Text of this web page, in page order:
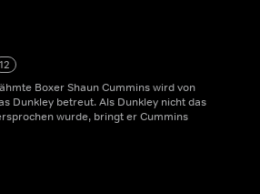
12
Boxer Shaun Cummins wird von
Dunkley betreut. Als Dunkley nicht das
wurde, bringt er Cummins